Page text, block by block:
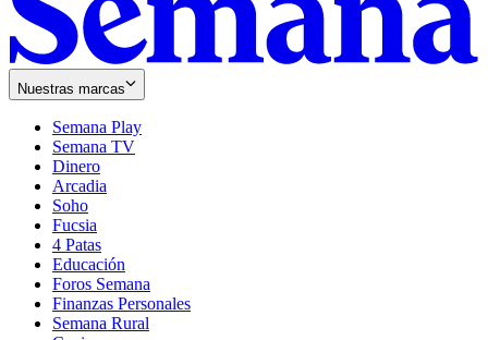
Nuestras marcas
Semana Play
Semana TV
Dinero
Arcadia
Soho
in
new
window
Fucsia
in
new
window
4 Patas
Educación
Foros Semana
Finanzas Personales
Semana Rural